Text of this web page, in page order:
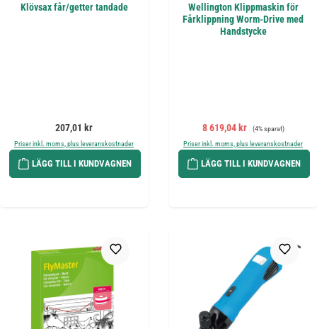
Klövsax får/getter tandade
Ordinarie pris:
207,01 kr
Priser inkl. moms, plus leveranskostnader
LÄGG TILL I KUNDVAGNEN
Wellington Klippmaskin för
Fårklippning Worm-Drive med
Handstycke
Försäljningspris:
8 619,04 kr Ordinarie pris:
(4% sparat)
Priser inkl. moms, plus leveranskostnader
LÄGG TILL I KUNDVAGNEN